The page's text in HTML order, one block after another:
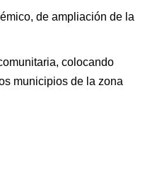
de ampliación de la
colocando
municipios de la zona